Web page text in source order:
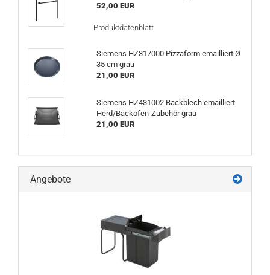
52,00 EUR
Produktdatenblatt
Siemens HZ317000 Pizzaform emailliert Ø
35 cm grau
21,00 EUR
Siemens HZ431002 Backblech emailliert
Herd/Backofen-Zubehör grau
21,00 EUR
Angebote